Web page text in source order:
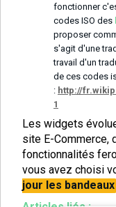
fonctionner
codes ISO des
proposer
s'agit d'une
travail d'un
de ces codes
: http://
1
Les widgets
site E-Commerce,
fonctionnalités
vous avez choisi
jour les bandeaux